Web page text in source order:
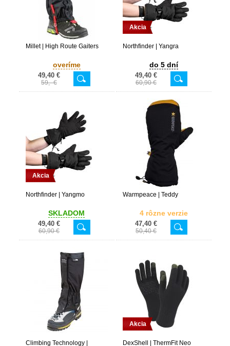
Millet | High Route Gaiters
overíme
49,40 €
59,- €
Akcia
Northfinder | Yangra
do 5 dní
49,40 €
60,90 €
Akcia
Northfinder | Yangmo
SKLADOM
49,40 €
60,90 €
Warmpeace | Teddy
4 rôzne verzie
47,40 €
50,40 €
Climbing Technology |
Akcia
DexShell | ThermFit Neo